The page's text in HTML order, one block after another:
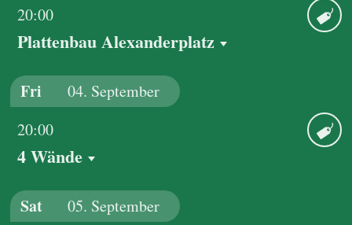
20:00
Plattenbau Alexanderplatz
Fri 04. September
20:00
4 Wände
Sat 05. September